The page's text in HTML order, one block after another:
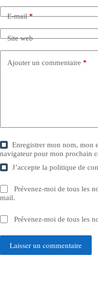
E-mail*
Site web
Ajouter un commentaire *
Enregistrer mon nom, mon
navigateur pour mon prochain
J’accepte lapolitique de
Prévenez-moi de tous les
mail.
Prévenez-moi de tous les
Laisser un commentaire